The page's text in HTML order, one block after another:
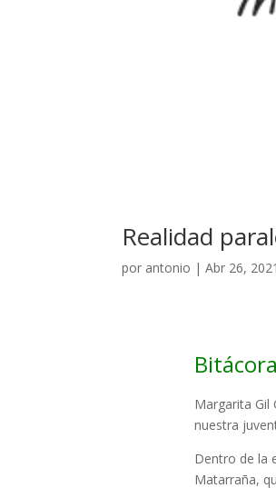
Realidad
por antonio |Abr 26, 2021
Margarita Gil
nuestra
Dentro de la
Matarraña,